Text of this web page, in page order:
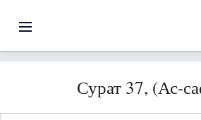
Сурат 37, (Ас-